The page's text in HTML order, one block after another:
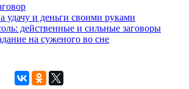
удачу и деньги своими руками
действенные и сильные заговоры
на суженого во сне